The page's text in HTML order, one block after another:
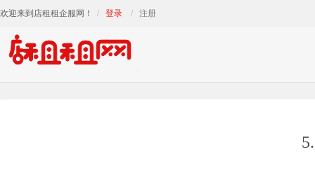
欢迎来到店租租企服网！ 登录 注册